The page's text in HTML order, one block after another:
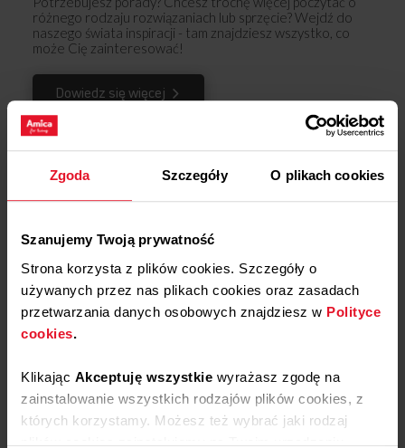
Zgoda Szczegóły O plikach cookies
Szanujemy Twoją prywatność
Strona korzysta z plików cookies. Szczegóły o
używanych przez nas plikach cookies oraz zasadach
przetwarzania danych osobowych znajdziesz w Polityce
cookies.
Klikając Akceptuję wszystkie wyrażasz zgodę na
zainstalowanie wszystkich rodzajów plików cookies, z
których korzystamy. Możesz też wybrać jaki rodzaj
plików cookies zainstalujemy na Twoim urządzeniu,
różnego rodzaju rozwiązaniach lub sprzęcie? Wejdź do
naszego świata inspiracji - tam znajdziesz wszystko, co
może Cię zainteresować!
Dowiedz się więcej
Opinie
Podziel się
Uszczelka palnika APS1027
Dodaj opinię
Produkt nie posiada recenzji
Masz pytania?Skontaktuj się z
nami!